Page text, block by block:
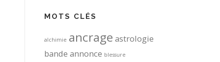
MOTS CLÉS
alchimie ancrage astrologie
bande annonce blessure